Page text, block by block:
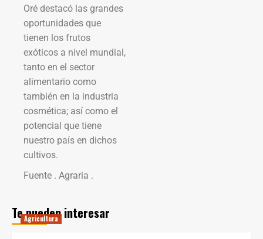
Oré destacó las grandes
oportunidades que
tienen los frutos
exóticos a nivel mundial,
tanto en el sector
alimentario como
también en la industria
cosmética; así como el
potencial que tiene
nuestro país en dichos
cultivos.
Fuente . Agraria .
Te pueden interesar
Agricultura